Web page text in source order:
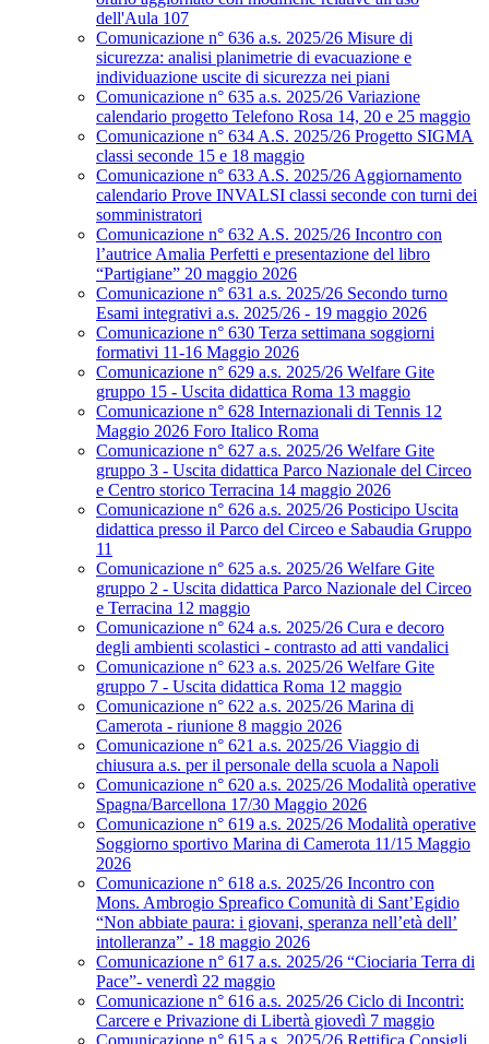
dell'Aula 107
Comunicazione n° 636 a.s. 2025/26 Misure di
sicurezza: analisi planimetrie di evacuazione e
individuazione uscite di sicurezza nei piani
Comunicazione n° 635 a.s. 2025/26 Variazione
calendario progetto Telefono Rosa 14, 20 e 25 maggio
Comunicazione n° 634 A.S. 2025/26 Progetto SIGMA
classi seconde 15 e 18 maggio
Comunicazione n° 633 A.S. 2025/26 Aggiornamento
calendario Prove INVALSI classi seconde con turni dei
somministratori
Comunicazione n° 632 A.S. 2025/26 Incontro con
l’autrice Amalia Perfetti e presentazione del libro
“Partigiane” 20 maggio 2026
Comunicazione n° 631 a.s. 2025/26 Secondo turno
Esami integrativi a.s. 2025/26 - 19 maggio 2026
Comunicazione n° 630 Terza settimana soggiorni
formativi 11-16 Maggio 2026
Comunicazione n° 629 a.s. 2025/26 Welfare Gite
gruppo 15 - Uscita didattica Roma 13 maggio
Comunicazione n° 628 Internazionali di Tennis 12
Maggio 2026 Foro Italico Roma
Comunicazione n° 627 a.s. 2025/26 Welfare Gite
gruppo 3 - Uscita didattica Parco Nazionale del Circeo
e Centro storico Terracina 14 maggio 2026
Comunicazione n° 626 a.s. 2025/26 Posticipo Uscita
didattica presso il Parco del Circeo e Sabaudia Gruppo
11
Comunicazione n° 625 a.s. 2025/26 Welfare Gite
gruppo 2 - Uscita didattica Parco Nazionale del Circeo
e Terracina 12 maggio
Comunicazione n° 624 a.s. 2025/26 Cura e decoro
degli ambienti scolastici - contrasto ad atti vandalici
Comunicazione n° 623 a.s. 2025/26 Welfare Gite
gruppo 7 - Uscita didattica Roma 12 maggio
Comunicazione n° 622 a.s. 2025/26 Marina di
Camerota - riunione 8 maggio 2026
Comunicazione n° 621 a.s. 2025/26 Viaggio di
chiusura a.s. per il personale della scuola a Napoli
Comunicazione n° 620 a.s. 2025/26 Modalità operative
Spagna/Barcellona 17/30 Maggio 2026
Comunicazione n° 619 a.s. 2025/26 Modalità operative
Soggiorno sportivo Marina di Camerota 11/15 Maggio
2026
Comunicazione n° 618 a.s. 2025/26 Incontro con
Mons. Ambrogio Spreafico Comunità di Sant’Egidio
“Non abbiate paura: i giovani, speranza nell’età dell’
intolleranza” - 18 maggio 2026
Comunicazione n° 617 a.s. 2025/26 “Ciociaria Terra di
Pace”- venerdì 22 maggio
Comunicazione n° 616 a.s. 2025/26 Ciclo di Incontri:
Carcere e Privazione di Libertà giovedì 7 maggio